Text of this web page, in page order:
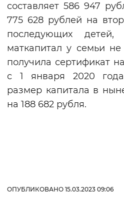
составляет 586 947
775 628 рублей на
последующих
маткапитал у семьи
получила сертификат
с 1 января 2020
размер капитала в
на 188 682 рубля.
ОПУБЛИКОВАНО 15.03.2023 09:06